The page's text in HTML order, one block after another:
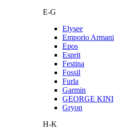
E-G
Elysee
Emporio Armani
Epos
Esprit
Festina
Fossil
Furla
Garmin
GEORGE KINI
Gryon
H-K